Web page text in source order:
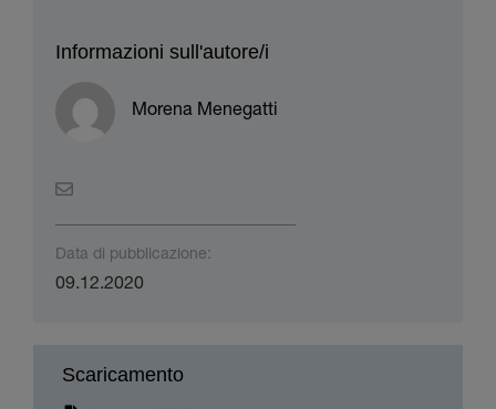
Informazioni sull'autore/i
Morena Menegatti
Data di pubblicazione:
09.12.2020
Scaricamento